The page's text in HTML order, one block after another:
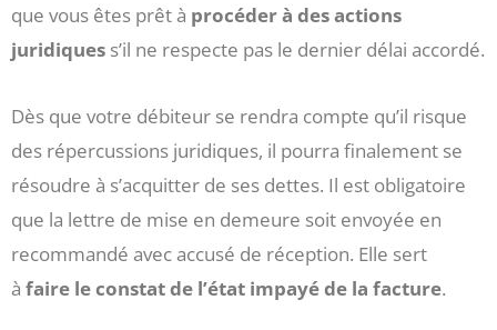
que vous êtes prêt à procéder à des actions
juridiques s’il ne respecte pas le dernier délai accordé.
Dès que votre débiteur se rendra compte qu’il risque
des répercussions juridiques, il pourra finalement se
résoudre à s’acquitter de ses dettes. Il est obligatoire
que la lettre de mise en demeure soit envoyée en
recommandé avec accusé de réception. Elle sert
à faire le constat de l’état impayé de la facture.